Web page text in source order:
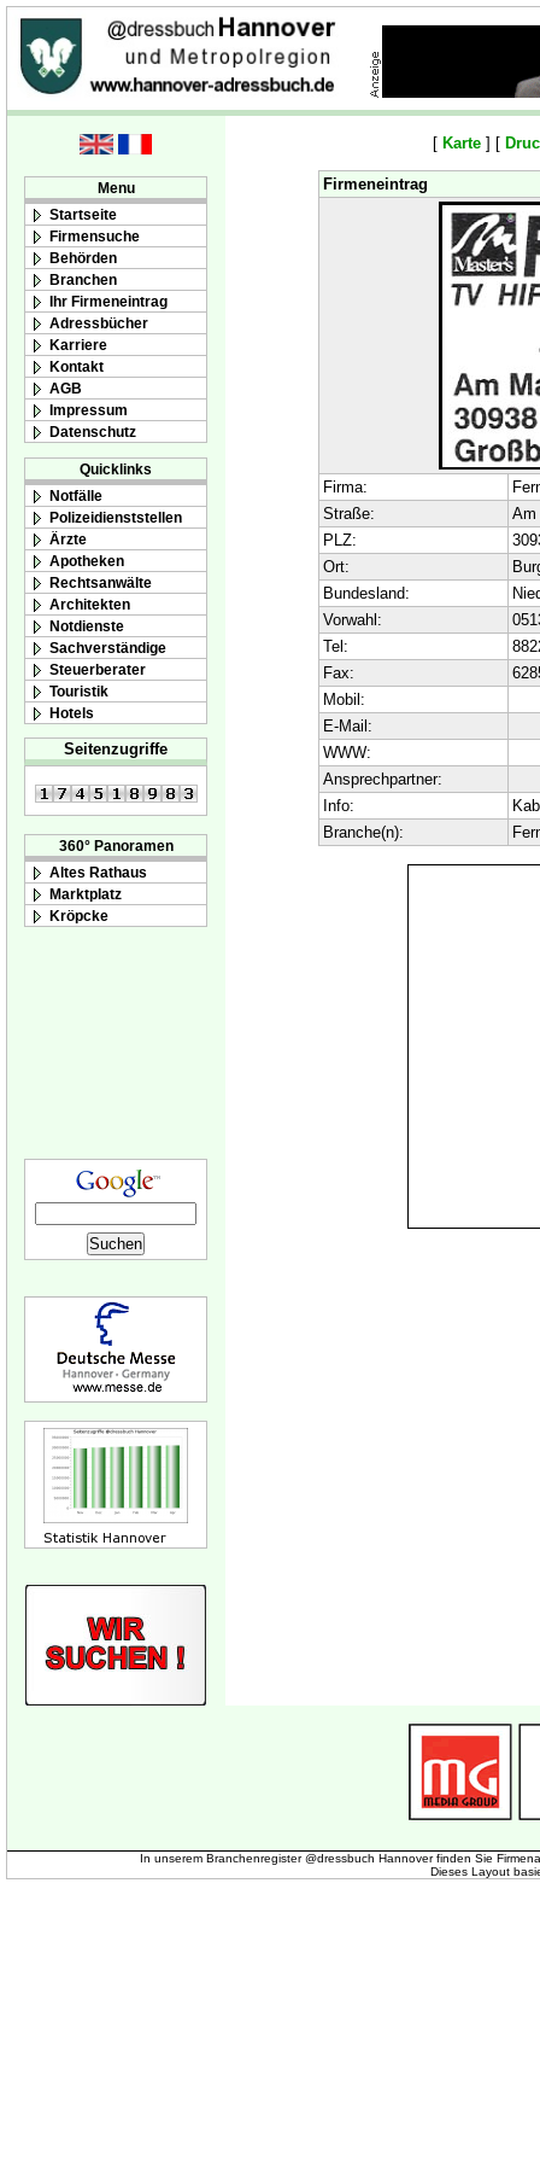
Menu
Startseite
Firmensuche
Behörden
Branchen
Ihr Firmeneintrag
Adressbücher
Karriere
Kontakt
AGB
Impressum
Datenschutz
Quicklinks
Notfälle
Polizeidienststellen
Ärzte
Apotheken
Rechtsanwälte
Architekten
Notdienste
Sachverständige
Steuerberater
Touristik
Hotels
Seitenzugriffe
360° Panoramen
Altes Rathaus
Marktplatz
Kröpcke
[ Karte ] [
Firmeneintrag
Firma:
Straße:
Am
PLZ:
Ort:
Bundesland:
Vorwahl:
Tel:
Fax:
Mobil:
E-Mail:
WWW:
Ansprechpartner:
Info:
Branche(n):
In unserem Branchenregister @dressbuch Hannover finden Sie
Dieses Layout